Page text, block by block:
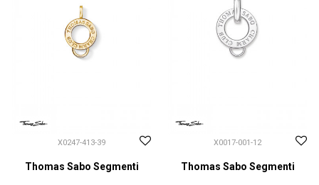
X0247-413-39
Thomas Sabo Segmenti
X0017-001-12
Thomas Sabo Segmenti